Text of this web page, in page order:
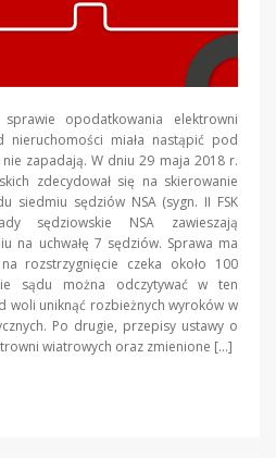
opodatkowania elektrowni
miała nastąpić pod
zapadają. W dniu 29 maja 2018 r.
zdecydował się na skierowanie
siedmiu sędziów NSA (sygn. II FSK
sędziowskie NSA zawieszają
na uchwałę 7 sędziów. Sprawa ma
rozstrzygnięcie czeka około 100
sądu można odczytywać w ten
woli uniknąć rozbieżnych wyroków w
Po drugie, przepisy ustawy o
wiatrowych oraz zmienione […]